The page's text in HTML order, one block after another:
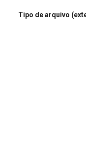
Tipo de arquivo